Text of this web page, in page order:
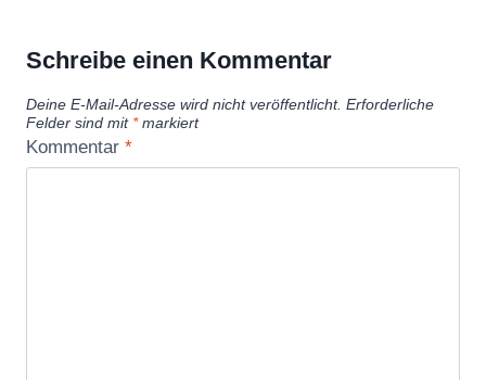
Schreibe einen Kommentar
Deine E-Mail-Adresse wird nicht veröffentlicht. Erforderliche
Felder sind mit *markiert
Kommentar *